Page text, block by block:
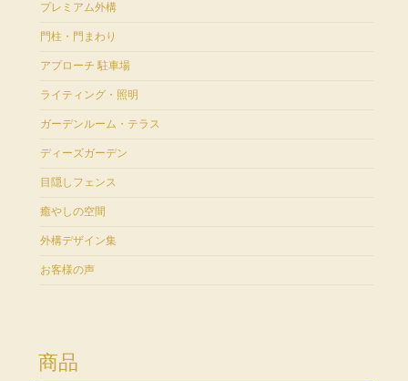
プレミアム外構
門柱・門まわり
アプローチ 駐車場
ライティング・照明
ガーデンルーム・テラス
ディーズガーデン
目隠しフェンス
癒やしの空間
外構デザイン集
お客様の声
商品